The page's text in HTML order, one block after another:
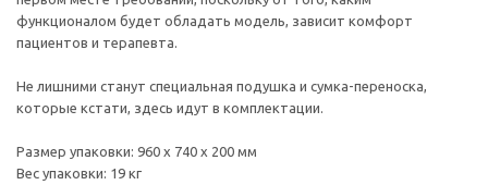
функционалом будет обладать модель, зависит комфорт
пациентов и терапевта.
Не лишними станут специальная подушка и сумка-переноска,
которые кстати, здесь идут в комплектации.
Размер упаковки: 960 х 740 х 200 мм
Вес упаковки: 19 кг